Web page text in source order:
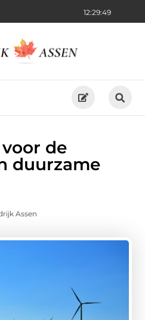
12:29:51
de
duurzame
Assen